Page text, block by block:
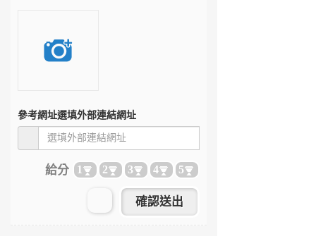
參考網址選填外部連結網址
給分 1 2 3 4 5